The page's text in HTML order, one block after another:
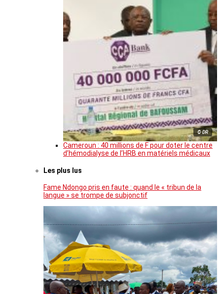
© DR
Cameroun : 40 millions de F pour doter le centre
d’hémodialyse de l’HRB en matériels médicaux
Les plus lus
Fame Ndongo pris en faute : quand le « tribun de la
langue » se trompe de subjonctif